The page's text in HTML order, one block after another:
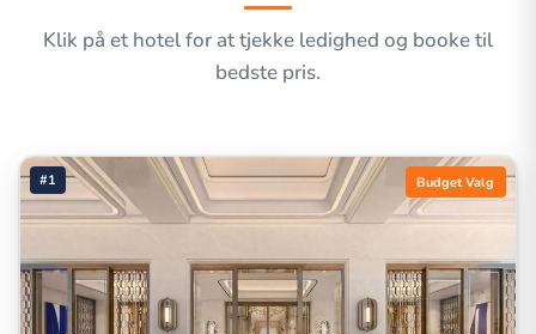
Klik på et hotel for at tjekke ledighed og booke til
bedste pris.
#1 Budget Valg